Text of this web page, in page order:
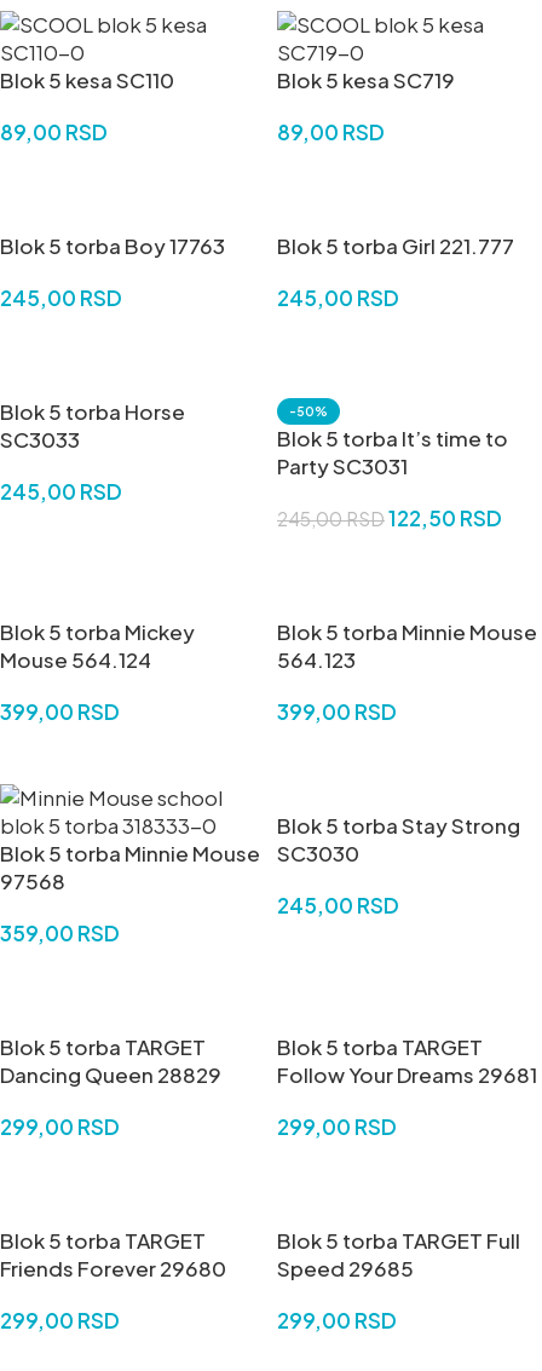
Blok 5 kesa SC110
89,00 RSD
Blok 5 kesa SC719
89,00 RSD
Blok 5 torba Boy 17763
245,00 RSD
Blok 5 torba Girl 221.777
245,00 RSD
Blok 5 torba Horse
SC3033
245,00 RSD
-50%
Blok 5 torba It’s time to
Party SC3031
245,00RSD122,50 RSD
Blok 5 torba Mickey
Mouse 564.124
399,00 RSD
Blok 5 torba Minnie Mouse
564.123
399,00 RSD
Blok 5 torba Minnie Mouse
97568
359,00 RSD
Blok 5 torba Stay Strong
SC3030
245,00 RSD
Blok 5 torba TARGET
Dancing Queen 28829
299,00 RSD
Blok 5 torba TARGET
Follow Your Dreams 29681
299,00 RSD
Blok 5 torba TARGET
Friends Forever 29680
299,00 RSD
Blok 5 torba TARGET Full
Speed 29685
299,00 RSD